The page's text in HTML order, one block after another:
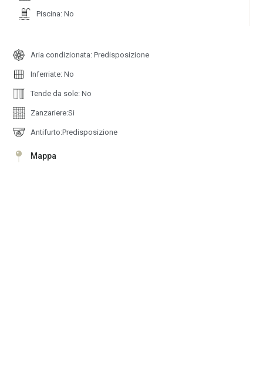
Piscina: No
Aria condizionata: Predisposizione
Inferriate: No
Tende da sole: No
Zanzariere:Si
Antifurto:Predisposizione
Mappa